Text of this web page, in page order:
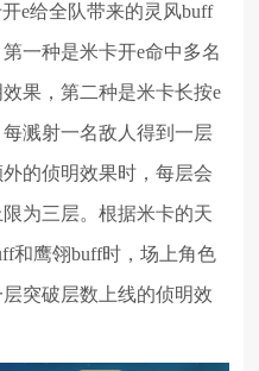
e给全队带来的灵风buff
一种是米卡开e命中多名
果，第二种是米卡长按e
溅射一名敌人得到一层
的侦明效果时，每层会
为三层。根据米卡的天
和鹰翎buff时，场上角色
突破层数上线的侦明效